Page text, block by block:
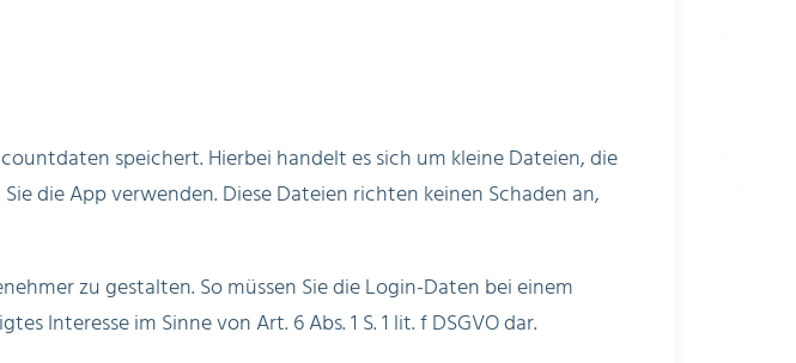
speichert. Hierbei handelt es sich um kleine Dateien, die
die App verwenden. Diese Dateien richten keinen Schaden an,
zu gestalten. So müssen Sie die Login-Daten bei einem
Interesse im Sinne von Art. 6 Abs. 1 S. 1 lit. f DSGVO dar.